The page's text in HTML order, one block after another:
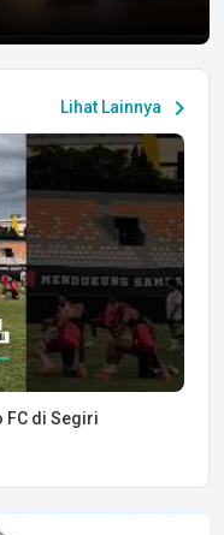
Lihat Lainnya chevron_right
FC di Segiri